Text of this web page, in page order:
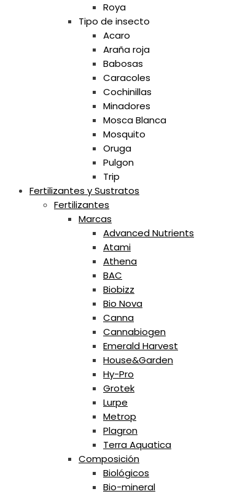
Roya
Tipo de insecto
Acaro
Araña roja
Babosas
Caracoles
Cochinillas
Minadores
Mosca Blanca
Mosquito
Oruga
Pulgon
Trip
Fertilizantes y Sustratos
Fertilizantes
Marcas
Advanced Nutrients
Atami
Athena
BAC
Biobizz
Bio Nova
Canna
Cannabiogen
Emerald Harvest
House&Garden
Hy-Pro
Grotek
Lurpe
Metrop
Plagron
Terra Aquatica
Composición
Biológicos
Bio-mineral